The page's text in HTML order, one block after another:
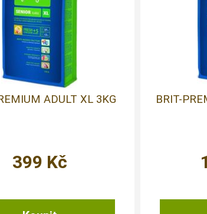
ADULT XL 3KG
399 Kč
BRIT-